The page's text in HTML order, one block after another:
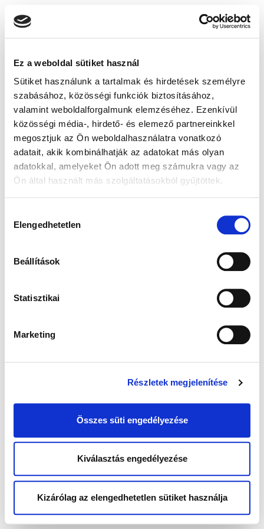
Ez a weboldal sütiket használ
Sütiket használunk a tartalmak és hirdetések személyre
szabásához, közösségi funkciók biztosításához,
valamint weboldalforgalmunk elemzéséhez. Ezenkívül
közösségi média-, hirdető- és elemező partnereinkkel
megosztjuk az Ön weboldalhasználatra vonatkozó
adatait, akik kombinálhatják az adatokat más olyan
adatokkal, amelyeket Ön adott meg számukra vagy az
Ön által használt más szolgáltatásokból gyűjtöttek.
kiválasztása
Elengedhetetlen
Beállítások
Statisztikai
Marketing
Részletek megjelenítése
Összes süti engedélyezése
Kiválasztás engedélyezése
Kizárólag az elengedhetetlen sütiket használja